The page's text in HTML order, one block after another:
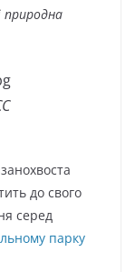
природна
до свого
серед
парку